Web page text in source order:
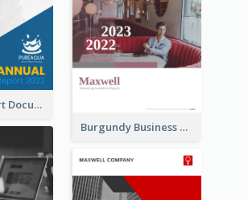
Annual Report Documents Reports
Burgundy Business Reports